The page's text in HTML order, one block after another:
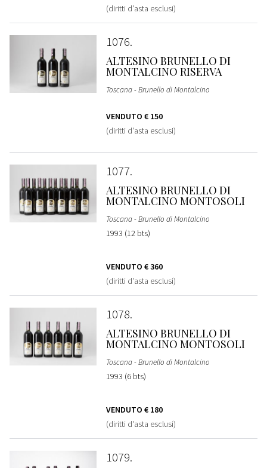
(diritti d'asta esclusi)
1076
ALTESINO BRUNELLO DI
MONTALCINO RISERVA
Toscana - Brunello di Montalcino
VENDUTO € 150
(diritti d'asta esclusi)
1077
ALTESINO BRUNELLO DI
MONTALCINO MONTOSOLI
Toscana - Brunello di Montalcino
1993 (12 bts)
VENDUTO € 360
(diritti d'asta esclusi)
1078
ALTESINO BRUNELLO DI
MONTALCINO MONTOSOLI
Toscana - Brunello di Montalcino
1993 (6 bts)
VENDUTO € 180
(diritti d'asta esclusi)
1079